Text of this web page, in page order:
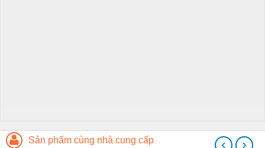
Sản phẩm cùng nhà cung cấp ‹ ›